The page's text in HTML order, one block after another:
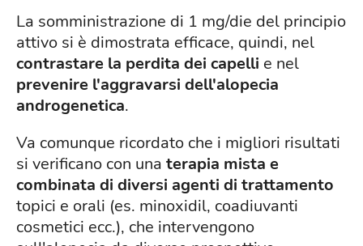
La somministrazione di 1 mg/die del principio
attivo si è dimostrata efficace, quindi, nel
contrastare la perdita dei capelli e nel
prevenire l'aggravarsi dell'alopecia
androgenetica.
Va comunque ricordato che i migliori risultati
si verificano con una terapia mista e
combinata di diversi agenti di trattamento
topici e orali (es. minoxidil, coadiuvanti
cosmetici ecc.), che intervengono